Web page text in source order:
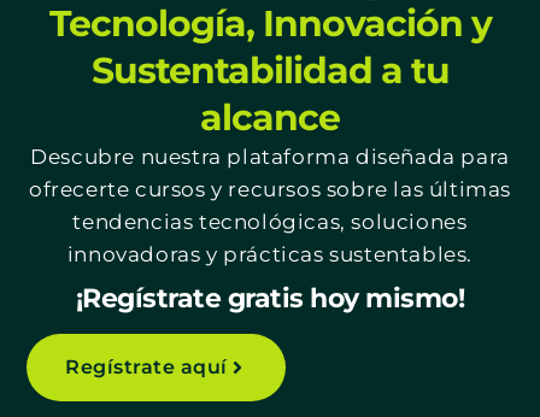
Tecnología, Innovación y
Sustentabilidad a tu
alcance
Descubre nuestra plataforma diseñada para
ofrecerte cursos y recursos sobre las últimas
tendencias tecnológicas, soluciones
innovadoras y prácticas sustentables.
¡Regístrate gratis hoy mismo!
Regístrate aquí